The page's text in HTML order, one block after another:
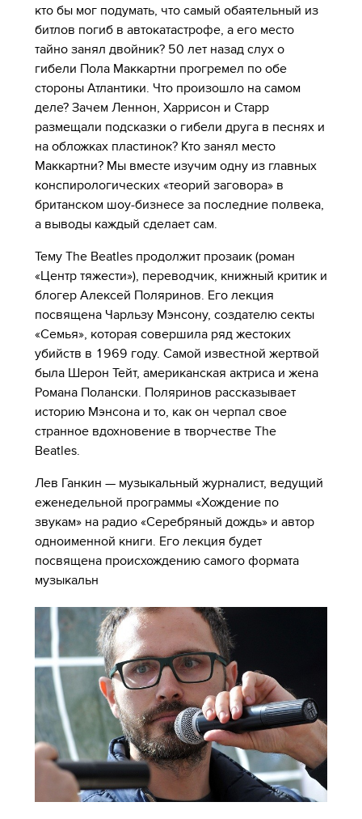
кто бы мог подумать, что самый обаятельный из
битлов погиб в автокатастрофе, а его место
тайно занял двойник? 50 лет назад слух о
гибели Пола Маккартни прогремел по обе
стороны Атлантики. Что произошло на самом
деле? Зачем Леннон, Харрисон и Старр
размещали подсказки о гибели друга в песнях и
на обложках пластинок? Кто занял место
Маккартни? Мы вместе изучим одну из главных
конспирологических «теорий заговора» в
британском шоу-бизнесе за последние полвека,
а выводы каждый сделает сам.
Тему The Beatles продолжит прозаик (роман
«Центр тяжести»), переводчик, книжный критик и
блогер Алексей Поляринов. Его лекция
посвящена Чарльзу Мэнсону, создателю секты
«Семья», которая совершила ряд жестоких
убийств в 1969 году. Самой известной жертвой
была Шерон Тейт, американская актриса и жена
Романа Полански. Поляринов рассказывает
историю Мэнсона и то, как он черпал свое
странное вдохновение в творчестве The
Beatles.
Лев Ганкин — музыкальный журналист, ведущий
еженедельной программы «Хождение по
звукам» на радио «Серебряный дождь» и автор
одноименной книги. Его лекция будет
посвящена происхождению самого формата
музыкальн